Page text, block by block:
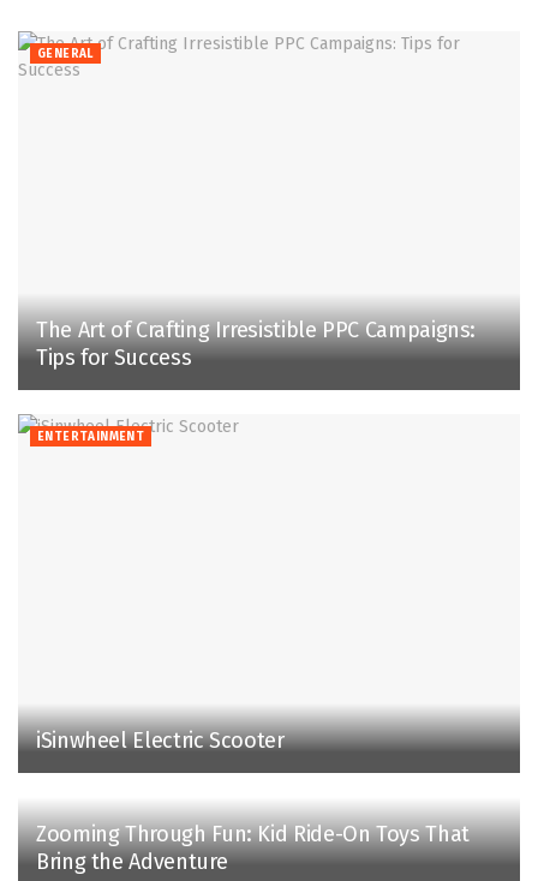
GENERAL
The Art of Crafting Irresistible PPC Campaigns:
Tips for Success
ENTERTAINMENT
iSinwheel Electric Scooter
Zooming Through Fun: Kid Ride-On Toys That
Bring the Adventure